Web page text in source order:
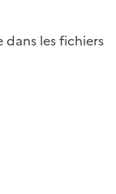
dans les fichiers